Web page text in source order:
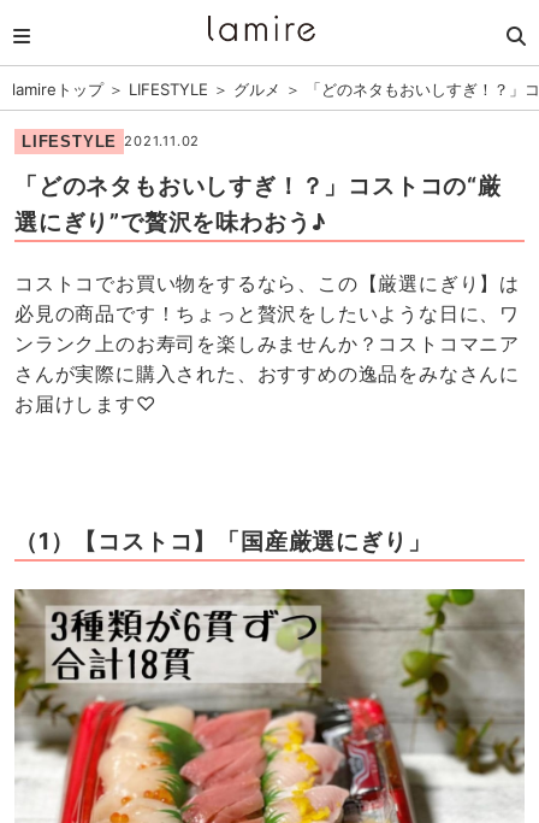
lamireトップ＞ LIFESTYLE ＞ グルメ ＞ 「どのネタもおいしすぎ！？」
LIFESTYLE 2021.11.02
「どのネタもおいしすぎ！？」コストコの“厳
選にぎり”で贅沢を味わおう♪
コストコでお買い物をするなら、この【厳選にぎり】は
必見の商品です！ちょっと贅沢をしたいような日に、ワ
ンランク上のお寿司を楽しみませんか？コストコマニア
さんが実際に購入された、おすすめの逸品をみなさんに
お届けします♡
（1）【コストコ】「国産厳選にぎり」